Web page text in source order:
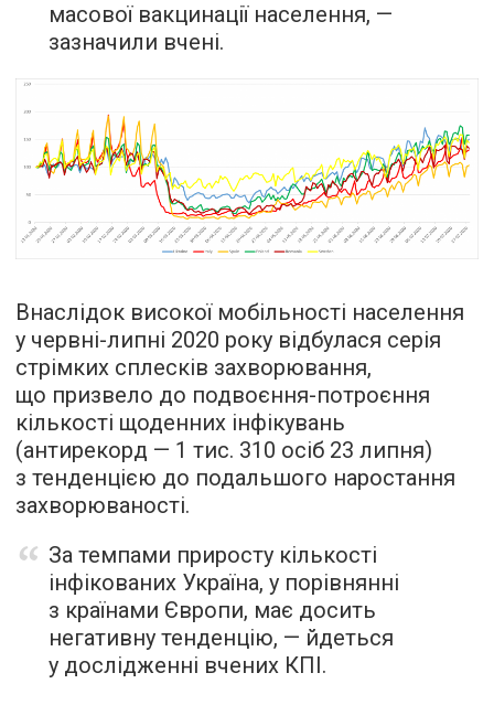
масової вакцинації населення, —
зазначили вчені.
Внаслідок високої мобільності населення
у червні-липні 2020 року відбулася серія
стрімких сплесків захворювання,
що призвело до подвоєння-потроєння
кількості щоденних інфікувань
(антирекорд — 1 тис. 310 осіб 23 липня)
з тенденцією до подальшого наростання
захворюваності.
За темпами приросту кількості
інфікованих Україна, у порівнянні
з країнами Європи, має досить
негативну тенденцію, — йдеться
у дослідженні вчених КПІ.